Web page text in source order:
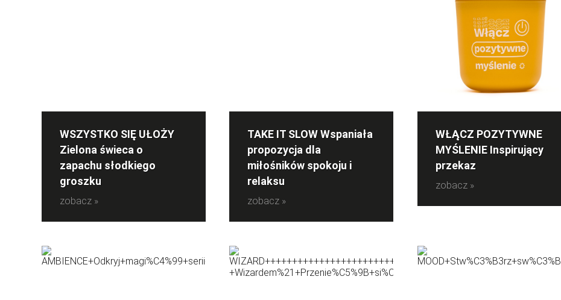
WSZYSTKO SIĘ UŁOŻY
Zielona świeca o
zapachu słodkiego
groszku
zobacz »
TAKE IT SLOW Wspaniała
propozycja dla
miłośników spokoju i
relaksu
zobacz »
WŁĄCZ POZYTYWNE
MYŚLENIE Inspirujący
przekaz
zobacz »